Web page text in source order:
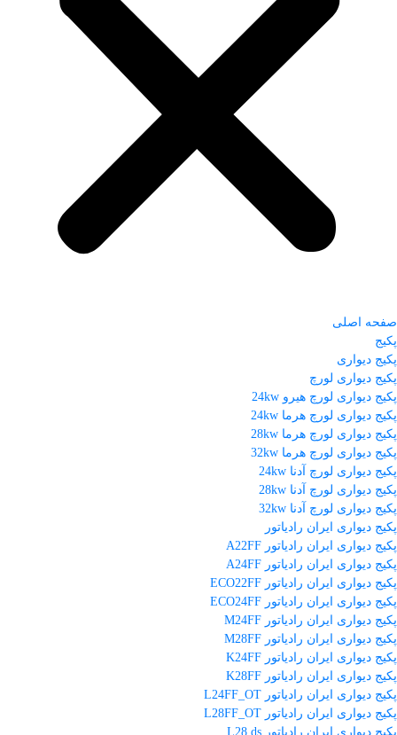
صفحه اصلی
پکیج
پکیج دیواری
پکیج دیواری لورچ
پکیج دیواری لورچ هیرو 24kw
پکیج دیواری لورچ هرما 24kw
پکیج دیواری لورچ هرما 28kw
پکیج دیواری لورچ هرما 32kw
پکیج دیواری لورچ آدنا 24kw
پکیج دیواری لورچ آدنا 28kw
پکیج دیواری لورچ آدنا 32kw
پکیج دیواری ایران رادیاتور
پکیج دیواری ایران رادیاتور A22FF
پکیج دیواری ایران رادیاتور A24FF
پکیج دیواری ایران رادیاتور ECO22FF
پکیج دیواری ایران رادیاتور ECO24FF
پکیج دیواری ایران رادیاتور M24FF
پکیج دیواری ایران رادیاتور M28FF
پکیج دیواری ایران رادیاتور K24FF
پکیج دیواری ایران رادیاتور K28FF
پکیج دیواری ایران رادیاتور L24FF_OT
پکیج دیواری ایران رادیاتور L28FF_OT
پکیج دیواری ایران رادیاتور L28 ds